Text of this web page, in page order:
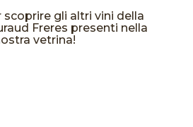
scoprire gli altri vini della
Freres presenti nella
vetrina!